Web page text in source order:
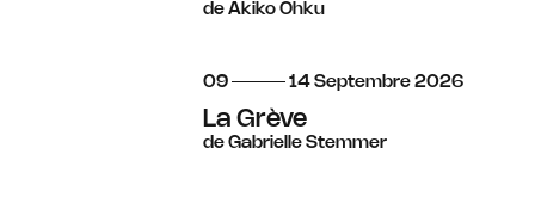
de Akiko Ohku
du
09 au
14 septembre
Septembre 2026
La Grève
de Gabrielle Stemmer